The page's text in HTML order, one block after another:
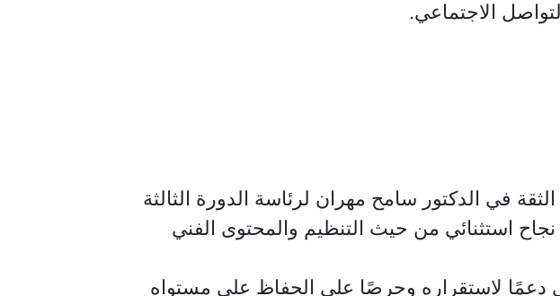
الاجتماعي.
في الدكتور سامح مهران لرئاسة الدورة الثالثة
نجاح استثنائي من حيث التنظيم والمحتوى الفني
دعمًا لاستقراره وحرصًا على الحفاظ على مستواه